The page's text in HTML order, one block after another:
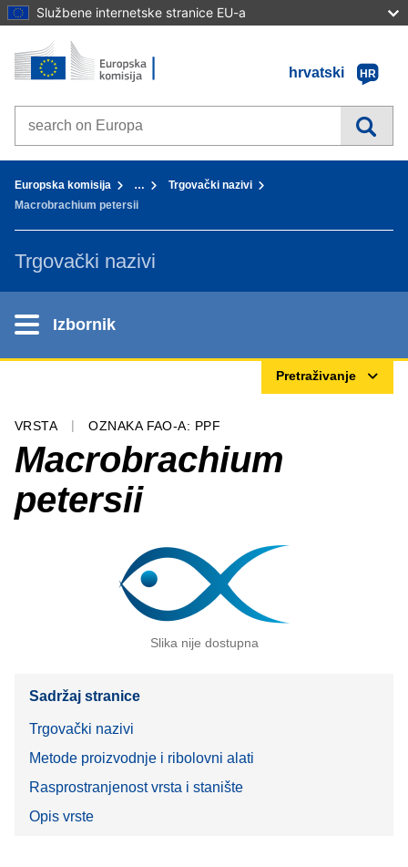
Službene internetske stranice EU-a
Idi na sadržaj
Početna stranica - Europska komisija
hrvatski
HR
Search on Europa websites
Europska komisija …
Trgovački nazivi
Macrobrachium petersii
Trgovački nazivi
Izbornik
Pretraživanje
VRSTA OZNAKA FAO-A: PPF
Macrobrachium
petersii
Slika nije dostupna
Sadržaj stranice
Trgovački nazivi
Metode proizvodnje i ribolovni alati
Rasprostranjenost vrsta i stanište
Opis vrste